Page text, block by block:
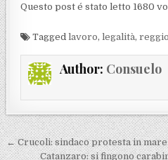
Questo post é stato letto 1680
Taggedlavoro,legalità,
Author: Consuelo
Navigazione
← Crucoli: sindaco protesta in
Catanzaro: si fingono